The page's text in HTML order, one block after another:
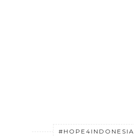
#HOPE4INDONESIA